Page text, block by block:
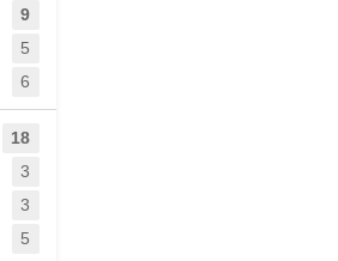
9
5
6
18
3
3
5